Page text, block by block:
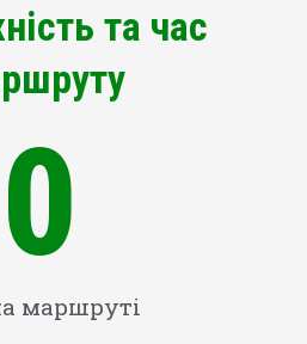
та час
0
маршруті